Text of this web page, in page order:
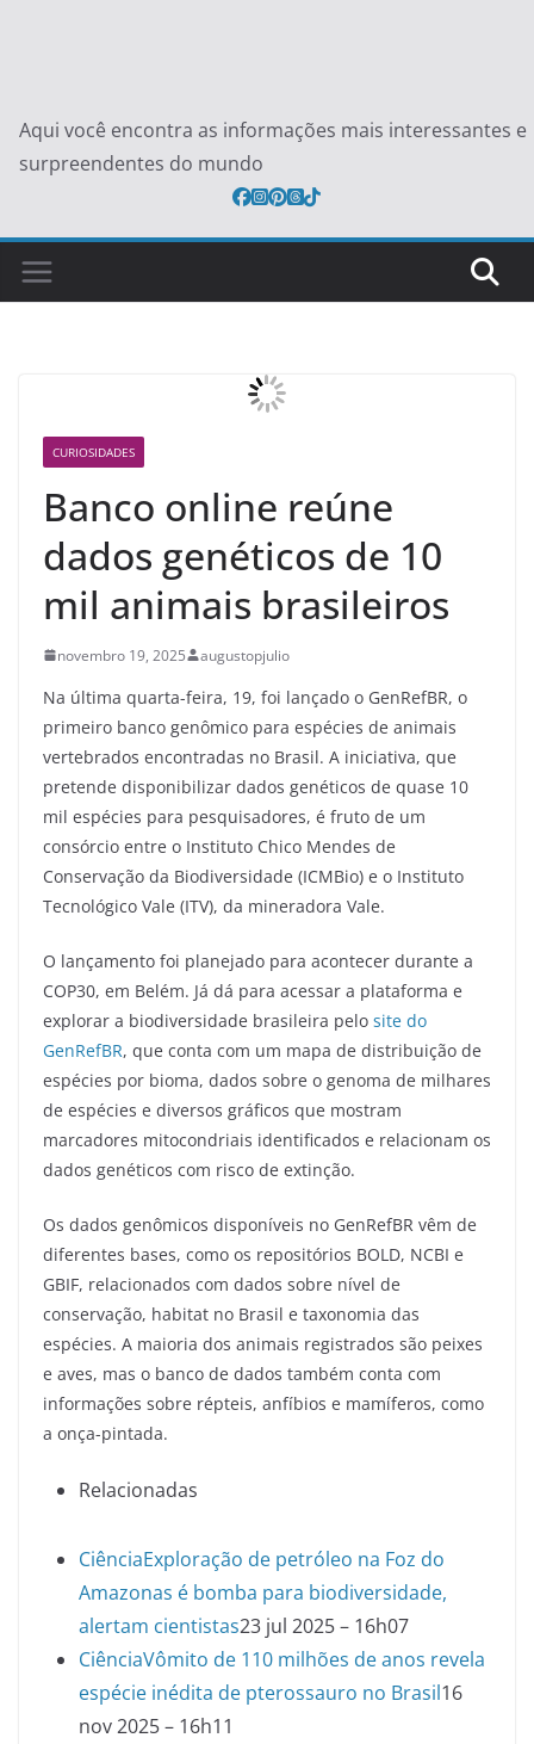
Aqui você encontra as informações mais interessantes e
surpreendentes do mundo
CURIOSIDADES
Banco online reúne
dados genéticos de 10
mil animais brasileiros
novembro 19, 2025 augustopjulio
Na última quarta-feira, 19, foi lançado o GenRefBR, o
primeiro banco genômico para espécies de animais
vertebrados encontradas no Brasil. A iniciativa, que
pretende disponibilizar dados genéticos de quase 10
mil espécies para pesquisadores, é fruto de um
consórcio entre o Instituto Chico Mendes de
Conservação da Biodiversidade (ICMBio) e o Instituto
Tecnológico Vale (ITV), da mineradora Vale.
O lançamento foi planejado para acontecer durante a
COP30, em Belém. Já dá para acessar a plataforma e
explorar a biodiversidade brasileira pelo site do
GenRefBR, que conta com um mapa de distribuição de
espécies por bioma, dados sobre o genoma de milhares
de espécies e diversos gráficos que mostram
marcadores mitocondriais identificados e relacionam os
dados genéticos com risco de extinção.
Os dados genômicos disponíveis no GenRefBR vêm de
diferentes bases, como os repositórios BOLD, NCBI e
GBIF, relacionados com dados sobre nível de
conservação, habitat no Brasil e taxonomia das
espécies. A maioria dos animais registrados são peixes
e aves, mas o banco de dados também conta com
informações sobre répteis, anfíbios e mamíferos, como
a onça-pintada.
Relacionadas
CiênciaExploração de petróleo na Foz do
Amazonas é bomba para biodiversidade,
alertam cientistas23 jul 2025 – 16h07
CiênciaVômito de 110 milhões de anos revela
espécie inédita de pterossauro no Brasil16
nov 2025 – 16h11